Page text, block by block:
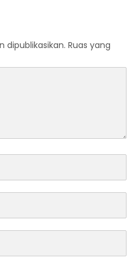
dipublikasikan. Ruas yang